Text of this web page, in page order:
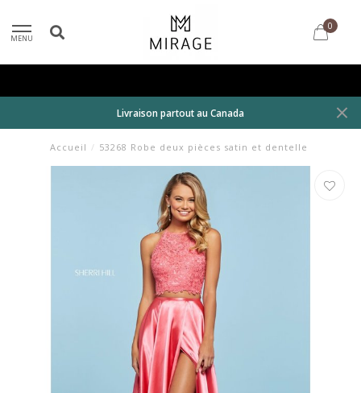
MENU
0
Livraison partout au Canada
Accueil / 53268 Robe deux pièces satin et dentelle